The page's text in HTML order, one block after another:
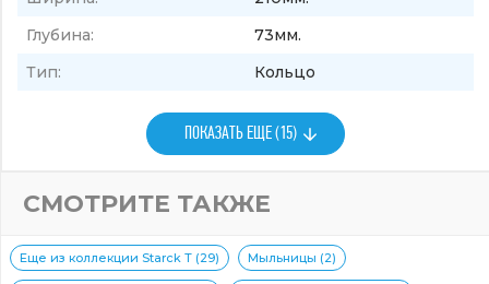
Глубина:
73мм.
Тип:
Кольцо
ПОКАЗАТЬ ЕЩЕ (15)
СМОТРИТЕ ТАКЖЕ
Еще из коллекции Starck T (29) Мыльницы (2)